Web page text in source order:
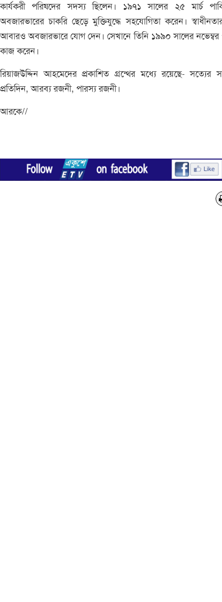
কার্যকরী পরিষদের সদস্য ছিলেন। ১৯৭১ সালের ২৫ মার্চ
অবজারভারের চাকরি ছেড়ে মুক্তিযুদ্ধে সহযোগিতা করেন।
আবারও অবজারভারে যোগ দেন। সেখানে তিনি ১৯৯০ সালের নভেম্বর
কাজ করেন।
রিয়াজউদ্দিন আহমেদের প্রকাশিত গ্রন্থের মধ্যে রয়েছে- সত্যের
প্রতিদিন, আরব্য রজনী, পারস্য রজনী।
আরকে//